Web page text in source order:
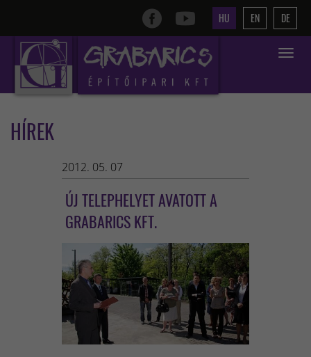
HU EN DE
Toggle
HÍREK
2012. 05. 07
ÚJ TELEPHELYET AVATOTT A
GRABARICS KFT.